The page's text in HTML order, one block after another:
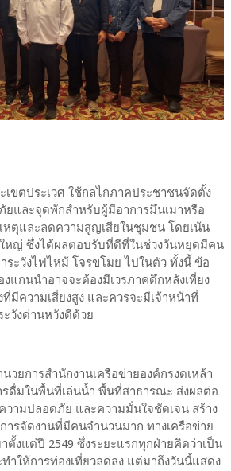
ขตประเวศ ใช้กลไกภาคประชาชนจัดตั้ง
ยและจุดพักสำหรับผู้มีอาการมึนเมาหรือ
หตุและลดความสูญเสียในชุมชน โดยเน้น
หญ่ ซึ่งได้ผลตอบรับที่ดีที่ในช่วงวันหยุดมีคน
ระวังไฟไหม้ โจรขโมย ไปในตัว ทั้งนี้ ข้อ
แกนนำอาจจะต้องมีเวรภาคดึกหลังเที่ยง
ที่มีความเสี่ยงสูง และควรจะมีเจ้าหน้าที่
ะวังด่านหวังดีด้วย
วยการสำนักงานเครือข่ายองค์กรงดเหล้า
รดื่มในพื้นที่เล่นน้ำ พื้นที่สาธารณะ ส่งผลต่อ
วามปลอดภัย และความมั่นใจชัดเจน สร้าง
ารจัดงานที่มีคนจำนวนมาก ทางเครือข่าย
าตั้งแต่ปี 2549 ซึ่งระยะแรกทุกฝ่ายคิดว่าเป็น
ำให้การท่องเที่ยวลดลง แต่มาถึงวันนี้แสดง